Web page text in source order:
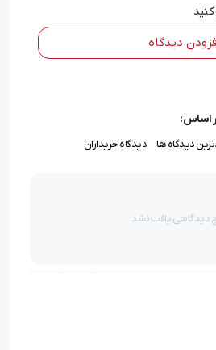
کنید
دیدگاه
اساس:
دیدگاه ها دیدگاه خریداران
دیدگاهی یافت نشد